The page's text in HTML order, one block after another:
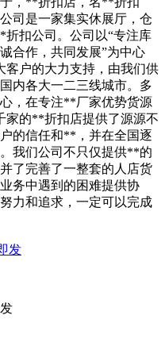
司是一家集实休展厅，仓
扣公司。公司以“专注库
合作，共同发展”为中心
客户的大力支持，由我们供
内各大一二三线城市。多
，在专注**厂家优势货源
家的**折扣店提供了源源不
的信任和**，并在全国逐
我们公司不只仅提供**的
了完善了一整套的人店货
务中遇到的困难提供协
力和追求，一定可以完成
发